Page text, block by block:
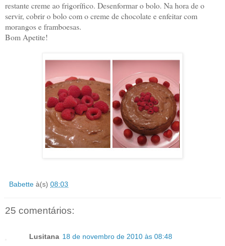
restante creme ao frigorífico. Desenformar o bolo. Na hora de o
servir, cobrir o bolo com o creme de chocolate e enfeitar com
morangos e framboesas.
Bom Apetite!
Babette à(s) 08:03
25 comentários:
Lusitana 18 de novembro de 2010 às 08:48